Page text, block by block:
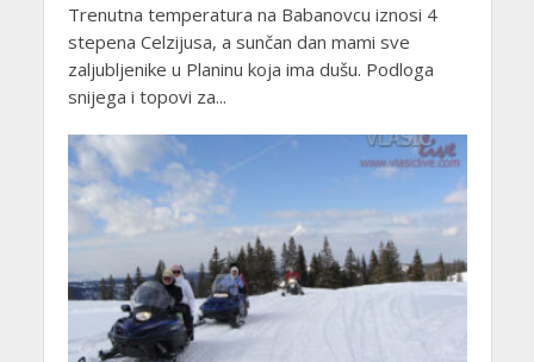
Trenutna temperatura na Babanovcu iznosi 4
stepena Celzijusa, a sunčan dan mami sve
zaljubljenike u Planinu koja ima dušu. Podloga
snijega i topovi za...